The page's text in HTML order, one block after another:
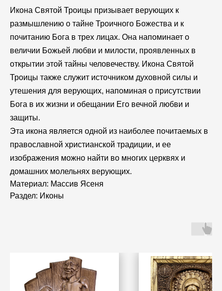
Икона Святой Троицы призывает верующих к
размышлению о тайне Троичного Божества и к
почитанию Бога в трех лицах. Она напоминает о
величии Божьей любви и милости, проявленных в
открытии этой тайны человечеству. Икона Святой
Троицы также служит источником духовной силы и
утешения для верующих, напоминая о присутствии
Бога в их жизни и обещании Его вечной любви и
защиты.
Эта икона является одной из наиболее почитаемых в
православной христианской традиции, и ее
изображения можно найти во многих церквях и
домашних молельнях верующих.
Материал: Массив Ясеня
Раздел: Иконы